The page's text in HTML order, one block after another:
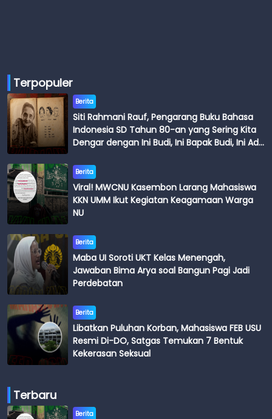
Terpopuler
Berita
Siti Rahmani Rauf, Pengarang Buku Bahasa
Indonesia SD Tahun 80-an yang Sering Kita
Dengar dengan Ini Budi, Ini Bapak Budi, Ini Adik
Berita
Viral! MWCNU Kasembon Larang Mahasiswa
KKN UMM Ikut Kegiatan Keagamaan Warga
NU
Berita
Maba UI Soroti UKT Kelas Menengah,
Jawaban Bima Arya soal Bangun Pagi Jadi
Perdebatan
Berita
Libatkan Puluhan Korban, Mahasiswa FEB USU
Resmi Di-DO, Satgas Temukan 7 Bentuk
Kekerasan Seksual
Terbaru
Berita